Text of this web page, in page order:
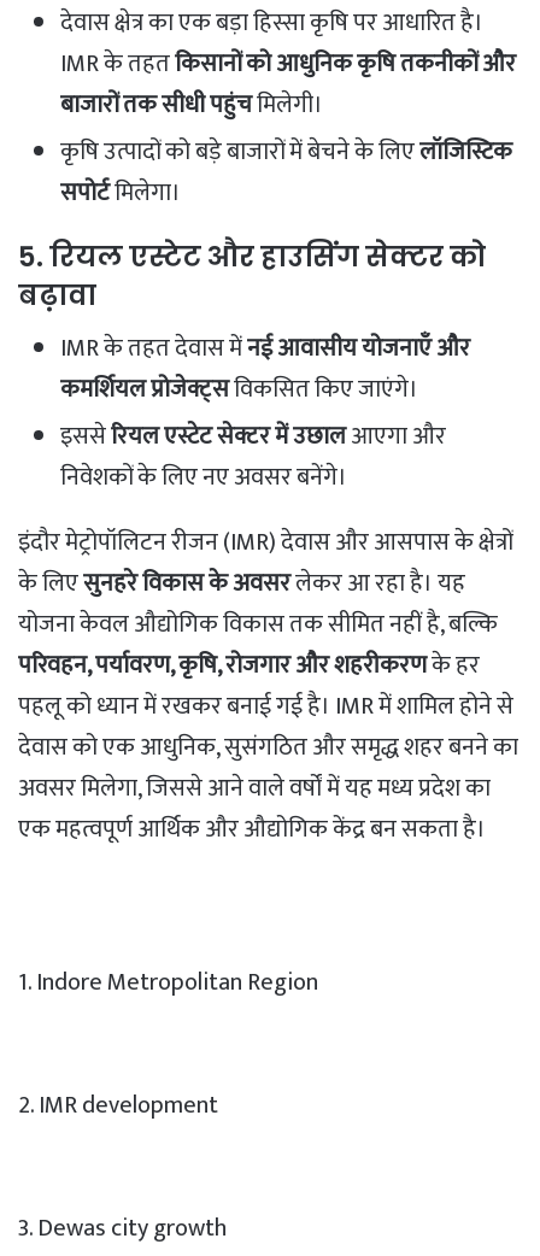
देवास क्षेत्र का एक बड़ा हिस्सा कृषि पर आधारित है।
IMR के तहतकिसानों को आधुनिक कृषि तकनीकों और
बाजारों तक सीधी पहुंचमिलेगी।
कृषि उत्पादों को बड़े बाजारों में बेचने के लिएलॉजिस्टिक
सपोर्टमिलेगा।
5. रियल एस्टेट और हाउसिंग सेक्टर को
बढ़ावा
IMR के तहत देवास मेंनई आवासीय योजनाएँ और
कमर्शियल प्रोजेक्ट्सविकसित किए जाएंगे।
इससेरियल एस्टेट सेक्टर में उछालआएगा और
निवेशकों के लिए नए अवसर बनेंगे।
इंदौर मेट्रोपॉलिटन रीजन (IMR) देवास और आसपास के क्षेत्रों
के लिएसुनहरे विकास के अवसरलेकर आ रहा है। यह
योजना केवल औद्योगिक विकास तक सीमित नहीं है, बल्कि
परिवहन, पर्यावरण, कृषि, रोजगार और शहरीकरणके हर
पहलू को ध्यान में रखकर बनाई गई है। IMR में शामिल होने से
देवास को एक आधुनिक, सुसंगठित और समृद्ध शहर बनने का
अवसर मिलेगा, जिससे आने वाले वर्षों में यह मध्य प्रदेश का
एक महत्वपूर्ण आर्थिक और औद्योगिक केंद्र बन सकता है।
1. Indore Metropolitan Region
2. IMR development
3. Dewas city growth